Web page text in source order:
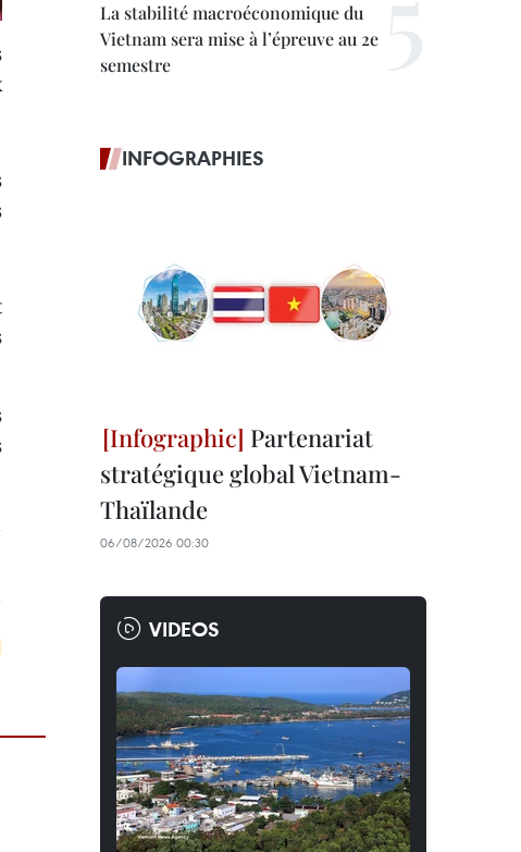
La stabilité macroéconomique du
Vietnam sera mise à l’épreuve au 2e
semestre
INFOGRAPHIES
Partenariat
stratégique global Vietnam-
Thaïlande
06/08/2026 00:30
VIDEOS